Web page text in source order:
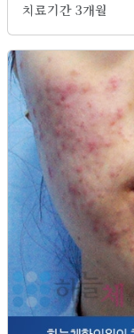
치료기간 3개월